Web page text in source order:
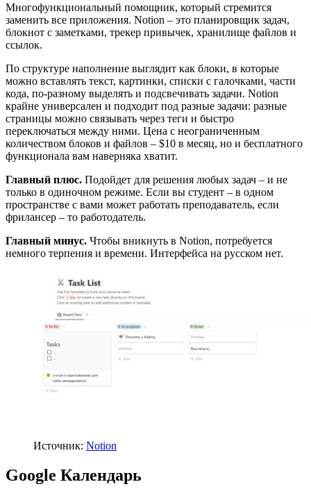
Многофункциональный помощник, который стремится
заменить все приложения. Notion – это планировщик задач,
блокнот с заметками, трекер привычек, хранилище файлов и
ссылок.
По структуре наполнение выглядит как блоки, в которые
можно вставлять текст, картинки, списки с галочками, части
кода, по-разному выделять и подсвечивать задачи. Notion
крайне универсален и подходит под разные задачи: разные
страницы можно связывать через теги и быстро
переключаться между ними. Цена с неограниченным
количеством блоков и файлов – $10 в месяц, но и бесплатного
функционала вам наверняка хватит.
Главный плюс. Подойдет для решения любых задач – и не
только в одиночном режиме. Если вы студент – в одном
пространстве с вами может работать преподаватель, если
фрилансер – то работодатель.
Главный минус. Чтобы вникнуть в Notion, потребуется
немного терпения и времени. Интерфейса на русском нет.
Источник: Notion
Google Календарь